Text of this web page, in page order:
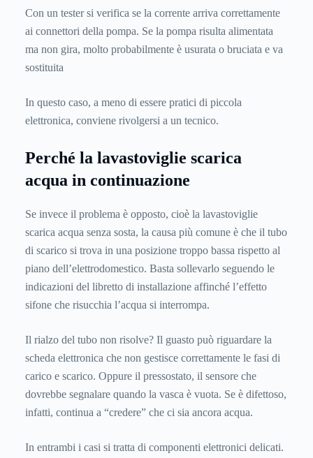
Con un tester si verifica se la corrente arriva correttamente
ai connettori della pompa. Se la pompa risulta alimentata
ma non gira, molto probabilmente è usurata o bruciata e va
sostituita
In questo caso, a meno di essere pratici di piccola
elettronica, conviene rivolgersi a un tecnico.
Perché la lavastoviglie scarica
acqua in continuazione
Se invece il problema è opposto, cioè la lavastoviglie
scarica acqua senza sosta, la causa più comune è che il tubo
di scarico si trova in una posizione troppo bassa rispetto al
piano dell’elettrodomestico. Basta sollevarlo seguendo le
indicazioni del libretto di installazione affinché l’effetto
sifone che risucchia l’acqua si interrompa.
Il rialzo del tubo non risolve? Il guasto può riguardare la
scheda elettronica che non gestisce correttamente le fasi di
carico e scarico. Oppure il pressostato, il sensore che
dovrebbe segnalare quando la vasca è vuota. Se è difettoso,
infatti, continua a “credere” che ci sia ancora acqua.
In entrambi i casi si tratta di componenti elettronici delicati.